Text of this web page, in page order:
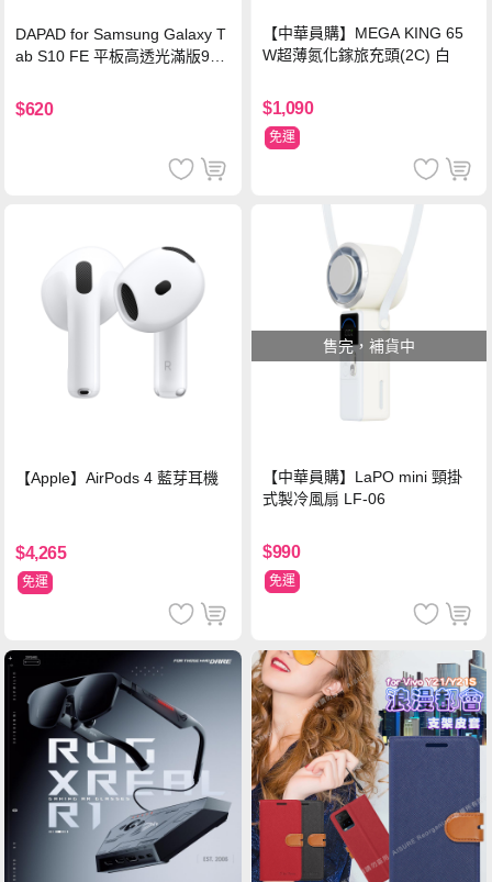
DAPAD for Samsung Galaxy T
ab S10 FE 平板高透光滿版9H
$620
【中華員購】MEGA KING 65
W超薄氮化鎵旅充頭(2C) 白
$1,090
免運
【Apple】AirPods 4 藍芽耳機
$4,265
免運
售完，補貨中
【中華員購】LaPO mini 頸掛
式製冷風扇 LF-06
$990
免運